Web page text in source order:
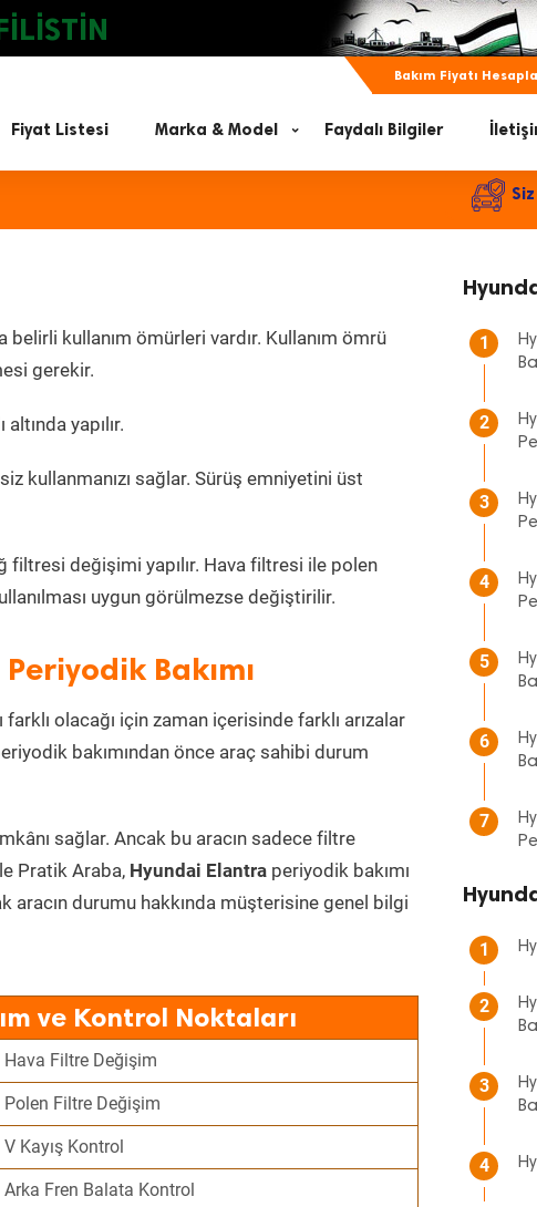
Bakım Fiyatı Hesapla
Fiyat Listesi Marka & Model Faydalı Bilgiler
belirli kullanım ömürleri vardır. Kullanım ömrü
gerekir.
yapılır.
kullanmanızı sağlar. Sürüş emniyetini üst
filtresi değişimi yapılır. Hava filtresi ile polen
uygun görülmezse değiştirilir.
Bakımı
olacağı için zaman içerisinde farklı arızalar
bakımından önce araç sahibi durum
sağlar. Ancak bu aracın sadece filtre
Pratik Araba, Hyundai Elantra periyodik bakımı
aracın durumu hakkında müşterisine genel bilgi
ve Kontrol Noktaları
Hava Filtre Değişim
Polen Filtre Değişim
V Kayış Kontrol
Arka Fren Balata Kontrol
1
2
3
4
5
6
7
1
2
3
4